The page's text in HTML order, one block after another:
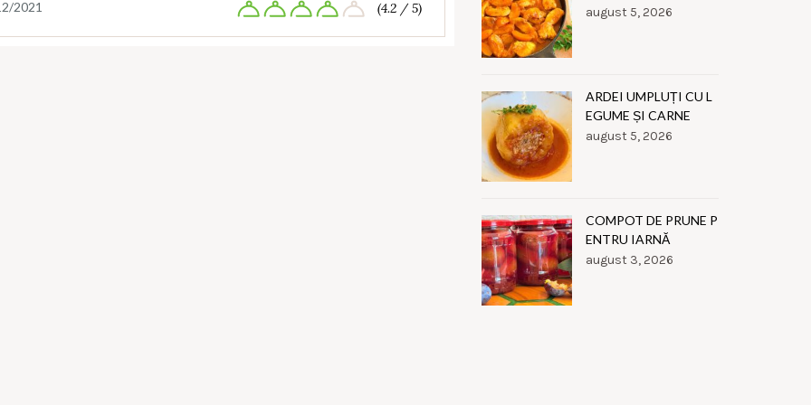
2021 (4.2 / 5) august 5, 2026
ARDEI UMPLUȚI CU L
EGUME ȘI CARNE
august 5, 2026
COMPOT DE PRUNE P
ENTRU IARNĂ
august 3, 2026